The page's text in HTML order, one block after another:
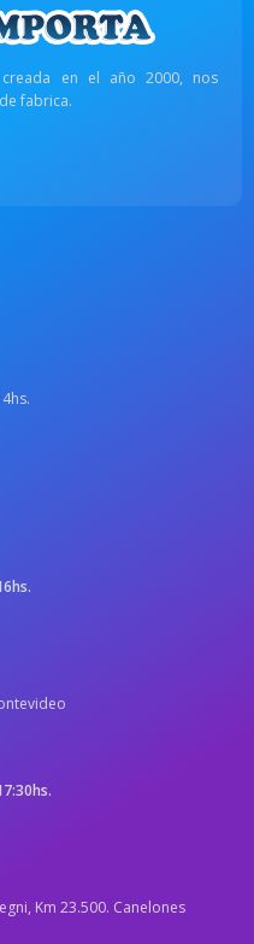
creada en el año 2000, nos
fabrica.
Km 23.500. Canelones